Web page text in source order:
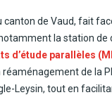
de Vaud, fait
la station de
d’étude parallèles
réaménagement de la
Leysin, tout en